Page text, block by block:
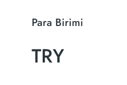
Para Birimi
TRY